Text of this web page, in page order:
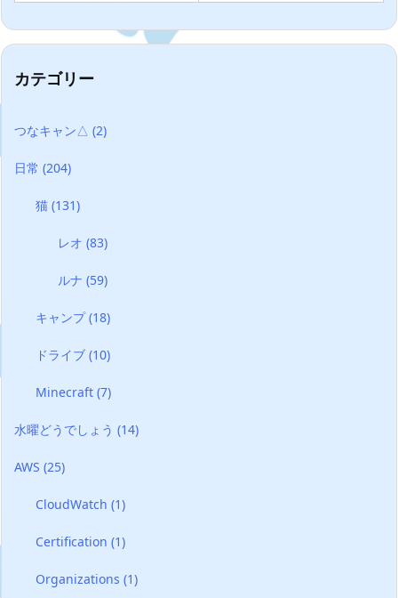
カテゴリー
つなキャン△ (2)
日常 (204)
猫(131)
レオ (83)
ルナ (59)
キャンプ(18)
ドライブ(10)
Minecraft(7)
水曜どうでしょう (14)
AWS (25)
CloudWatch(1)
Certification(1)
Organizations(1)